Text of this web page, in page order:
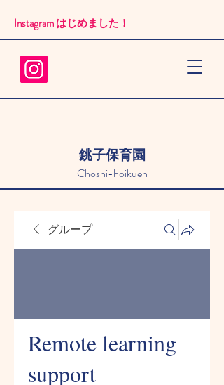
銚子保育園
Choshi-hoikuen
Instagram はじめました！​
グループ
Remote learning
support